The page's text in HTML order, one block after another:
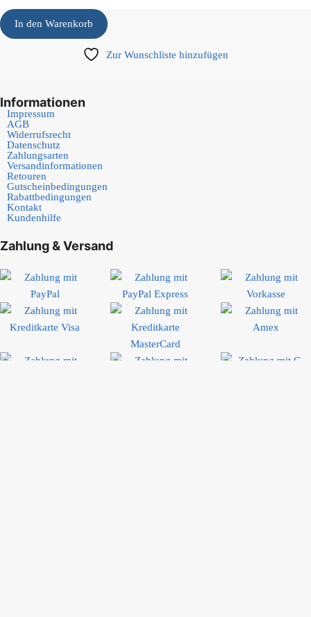
In den Warenkorb
Zur Wunschliste hinzufügen
Informationen
Impressum
AGB
Widerrufsrecht
Datenschutz
Zahlungsarten
Versandinformationen
Retouren
Gutscheinbedingungen
Rabattbedingungen
Kontakt
Kundenhilfe
Zahlung & Versand